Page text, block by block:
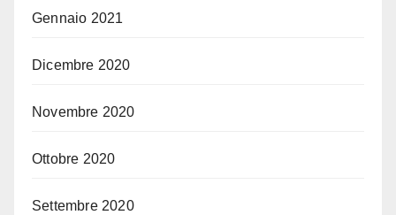
Gennaio 2021
Dicembre 2020
Novembre 2020
Ottobre 2020
Settembre 2020